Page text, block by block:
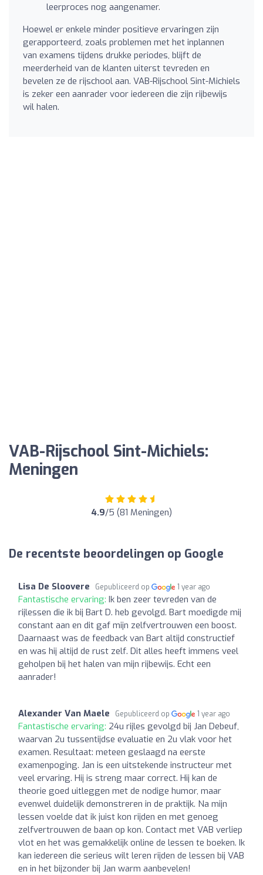
leerproces nog aangenamer.
Hoewel er enkele minder positieve ervaringen zijn
gerapporteerd, zoals problemen met het inplannen
van examens tijdens drukke periodes, blijft de
meerderheid van de klanten uiterst tevreden en
bevelen ze de rijschool aan. VAB-Rijschool Sint-Michiels
is zeker een aanrader voor iedereen die zijn rijbewijs
wil halen.
VAB-Rijschool Sint-Michiels:
Meningen
4.9/5 (81 Meningen)
De recentste beoordelingen op Google
Lisa De Sloovere Gepubliceerd op 1 year ago
Fantastische ervaring: Ik ben zeer tevreden van de
rijlessen die ik bij Bart D. heb gevolgd. Bart moedigde mij
constant aan en dit gaf mijn zelfvertrouwen een boost.
Daarnaast was de feedback van Bart altijd constructief
en was hij altijd de rust zelf. Dit alles heeft immens veel
geholpen bij het halen van mijn rijbewijs. Echt een
aanrader!
Alexander Van Maele Gepubliceerd op 1 year ago
Fantastische ervaring: 24u rijles gevolgd bij Jan Debeuf,
waarvan 2u tussentijdse evaluatie en 2u vlak voor het
examen. Resultaat: meteen geslaagd na eerste
examenpoging. Jan is een uitstekende instructeur met
veel ervaring. Hij is streng maar correct. Hij kan de
theorie goed uitleggen met de nodige humor, maar
evenwel duidelijk demonstreren in de praktijk. Na mijn
lessen voelde dat ik juist kon rijden en met genoeg
zelfvertrouwen de baan op kon. Contact met VAB verliep
vlot en het was gemakkelijk online de lessen te boeken. Ik
kan iedereen die serieus wilt leren rijden de lessen bij VAB
en in het bijzonder bij Jan warm aanbevelen!